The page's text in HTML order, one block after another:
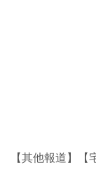
【其他報道】